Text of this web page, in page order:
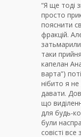
“Я ще тоді
просто
пояснити
фракцій.
таки
капелан
варта”)
нібито я не
давати.
що
для будь-
були
совісті